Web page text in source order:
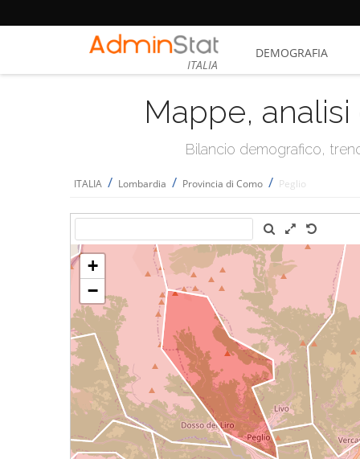
ITALIA
DEMOGRAFIA
Mappe,
Bilancio demografico,
ITALIA / Lombardia / Provincia di Como / Peglio